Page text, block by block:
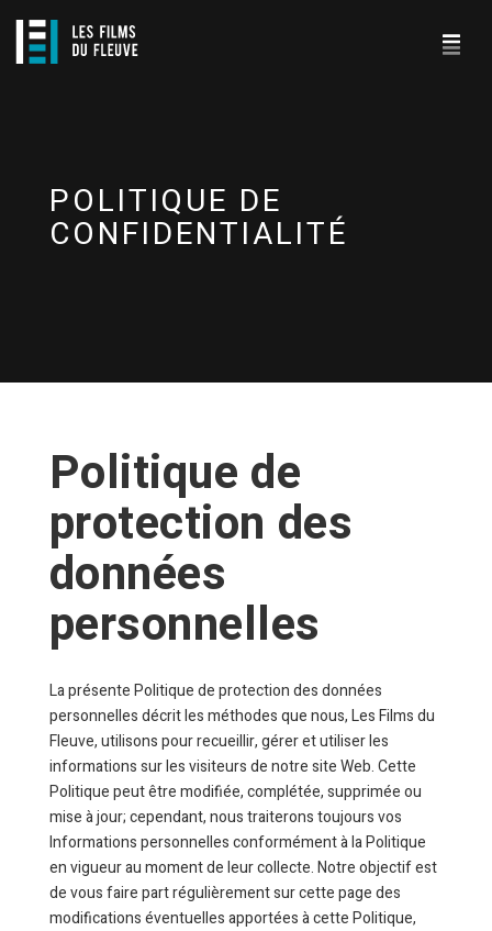
POLITIQUE DE
CONFIDENTIALITÉ
Politique de
protection des
données
personnelles
La présente Politique de protection des données
personnelles décrit les méthodes que nous, Les Films du
Fleuve, utilisons pour recueillir, gérer et utiliser les
informations sur les visiteurs de notre site Web. Cette
Politique peut être modifiée, complétée, supprimée ou
mise à jour; cependant, nous traiterons toujours vos
Informations personnelles conformément à la Politique
en vigueur au moment de leur collecte. Notre objectif est
de vous faire part régulièrement sur cette page des
modifications éventuelles apportées à cette Politique,